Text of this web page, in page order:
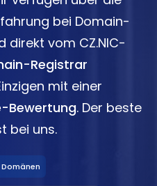
bei Domain-
direkt vom CZ.NIC-
Registrar
mit einer
Bewertung. Der beste
bei uns.